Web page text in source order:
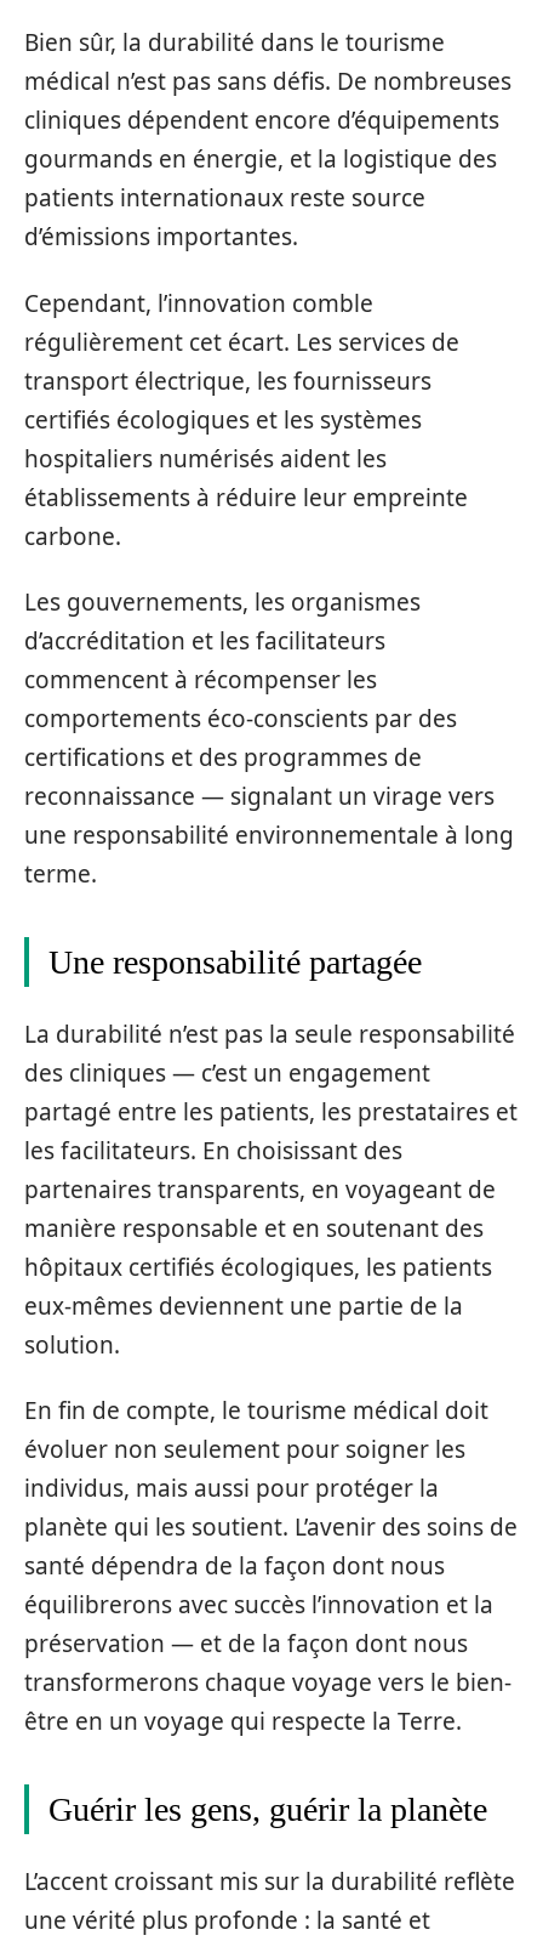
Bien sûr, la durabilité dans le tourisme
médical n’est pas sans défis. De nombreuses
cliniques dépendent encore d’équipements
gourmands en énergie, et la logistique des
patients internationaux reste source
d’émissions importantes.
Cependant, l’innovation comble
régulièrement cet écart. Les services de
transport électrique, les fournisseurs
certifiés écologiques et les systèmes
hospitaliers numérisés aident les
établissements à réduire leur empreinte
carbone.
Les gouvernements, les organismes
d’accréditation et les facilitateurs
commencent à récompenser les
comportements éco-conscients par des
certifications et des programmes de
reconnaissance — signalant un virage vers
une responsabilité environnementale à long
terme.
Une responsabilité partagée
La durabilité n’est pas la seule responsabilité
des cliniques — c’est un engagement
partagé entre les patients, les prestataires et
les facilitateurs. En choisissant des
partenaires transparents, en voyageant de
manière responsable et en soutenant des
hôpitaux certifiés écologiques, les patients
eux-mêmes deviennent une partie de la
solution.
En fin de compte, le tourisme médical doit
évoluer non seulement pour soigner les
individus, mais aussi pour protéger la
planète qui les soutient. L’avenir des soins de
santé dépendra de la façon dont nous
équilibrerons avec succès l’innovation et la
préservation — et de la façon dont nous
transformerons chaque voyage vers le bien-
être en un voyage qui respecte la Terre.
Guérir les gens, guérir la planète
L’accent croissant mis sur la durabilité reflète
une vérité plus profonde : la santé et